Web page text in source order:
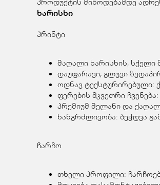
პროდუქტის მიწოდებამდე
ხარისხი
პრინტი
მაღალი ხარისხის, სქელი
დაუფარავი, გლუვი
ოდნავ ტექსტურირებული:
ფერების მკვეთრი
პრემიუმ მელანი და
ხანგრძლივობა: ბეჭდვა
ჩარჩო
თხელი პროფილი: